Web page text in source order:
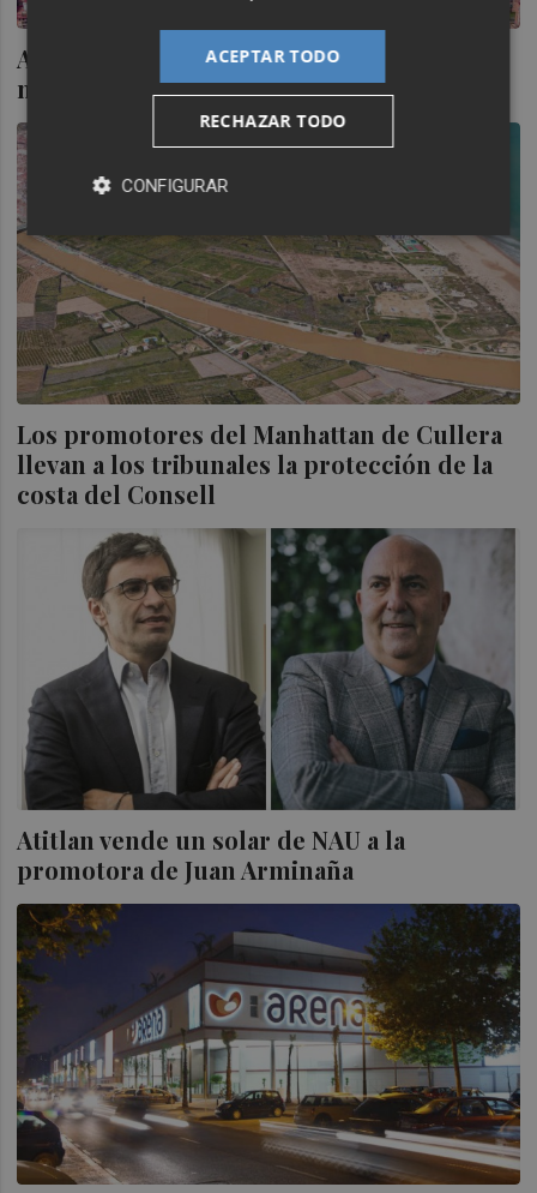
Atitlan y Gesfesa se hacen con 80.000
metros cuadrados en el Parque Central
Los promotores del Manhattan de Cullera
llevan a los tribunales la protección de la
costa del Consell
Atitlan vende un solar de NAU a la
promotora de Juan Arminaña
ACEPTAR TODO
RECHAZAR TODO
CONFIGURAR